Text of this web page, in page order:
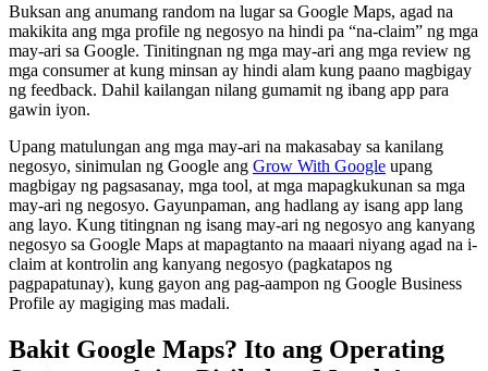
Buksan ang anumang random na lugar sa Google Maps, agad na
makikita ang mga profile ng negosyo na hindi pa “na-claim” ng mga
may-ari sa Google. Tinitingnan ng mga may-ari ang mga review ng
mga consumer at kung minsan ay hindi alam kung paano magbigay
ng feedback. Dahil kailangan nilang gumamit ng ibang app para
gawin iyon.
Upang matulungan ang mga may-ari na makasabay sa kanilang
negosyo, sinimulan ng Google ang Grow With Google upang
magbigay ng pagsasanay, mga tool, at mga mapagkukunan sa mga
may-ari ng negosyo. Gayunpaman, ang hadlang ay isang app lang
ang layo. Kung titingnan ng isang may-ari ng negosyo ang kanyang
negosyo sa Google Maps at mapagtanto na maaari niyang agad na i-
claim at kontrolin ang kanyang negosyo (pagkatapos ng
pagpapatunay), kung gayon ang pag-aampon ng Google Business
Profile ay magiging mas madali.
Bakit Google Maps? Ito ang Operating